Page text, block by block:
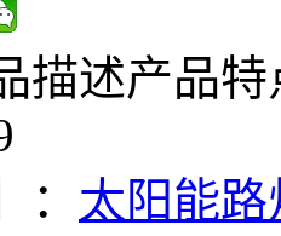
描述产品特
： 太阳能